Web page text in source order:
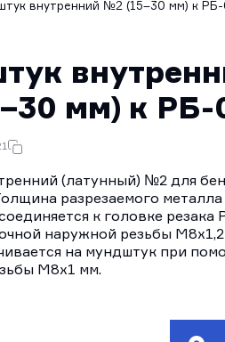
внутренний №2 (15–30 мм) к РБ-
мм) к РБ-
(латунный) №2 для
разрезаемого
к головке резака
наружной резьбы
на мундштук при
М8х1 мм.